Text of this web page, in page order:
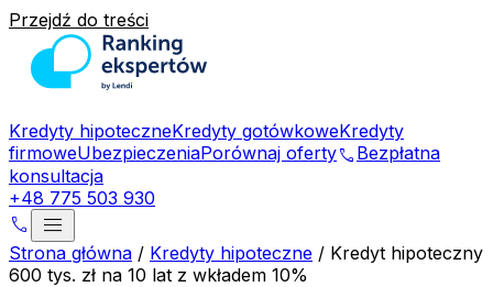
Przejdź do treści
Kredyty hipoteczneKredyty gotówkoweKredyty
firmoweUbezpieczeniaPorównaj ofertyphone Bezpłatna
konsultacja
+48 775 503 930
phone menu
Strona główna / Kredyty hipoteczne / Kredyt hipoteczny
600 tys. zł na 10 lat z wkładem 10%